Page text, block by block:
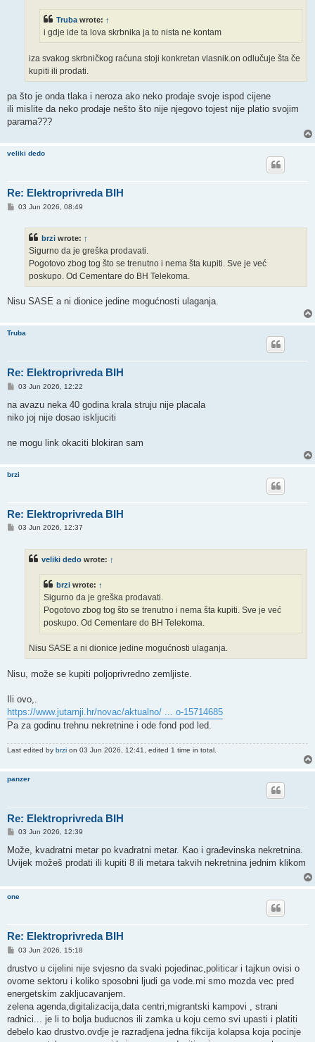
Trubawrote: ↑
i gdje ide ta lova skrbnika ja to nista ne kontam
iza svakog skrbničkog raćuna stoji konkretan vlasnik.on odlučuje šta če
kupiti ili prodati.
pa što je onda tlaka i neroza ako neko prodaje svoje ispod cijene
ili mislite da neko prodaje nešto što nije njegovo tojest nije platio svojim
parama???
veliki dedo
Re: Elektroprivreda BIH
P03 Jun 2026, 08:49
brzi wrote: ↑
Sigurno da je greška prodavati.
Pogotovo zbog tog što se trenutno i nema šta kupiti. Sve je već
poskupo. Od Cementare do BH Telekoma.
Nisu SASE a ni dionice jedine mogućnosti ulaganja.
Truba
Re: Elektroprivreda BIH
P
s
03 Jun 2026, 12:22
na avazu neka 40 godina krala struju nije placala
niko joj nije dosao iskljuciti
ne mogu link okaciti blokiran sam
brzi
Re: Elektroprivreda BIH
P03 Jun 2026, 12:37
veliki dedo wrote: ↑
brzi wrote: ↑
Sigurno da je greška prodavati.
Pogotovo zbog tog što se trenutno i nema šta kupiti. Sve je već
poskupo. Od Cementare do BH Telekoma.
Nisu SASE a ni dionice jedine mogućnosti ulaganja.
Nisu, može se kupiti poljoprivredno zemljiste.
Ili ovo,.
https://www.jutarnji.hr/novac/aktualno/ ... o-15714685
Pa za godinu trehnu nekretnine i ode fond pod led.
Last edited by brzi on 03 Jun 2026, 12:41, edited 1 time in total.
panzer
Re: Elektroprivreda BIH
P
s
03 Jun 2026, 12:39
Može, kvadratni metar po kvadratni metar. Kao i građevinska nekretnina.
Uvijek možeš prodati ili kupiti 8 ili metara takvih nekretnina jednim klikom
one
Re: Elektroprivreda BIH
P
s
03 Jun 2026, 15:18
drustvo u cijelini nije svjesno da svaki pojedinac,politicar i tajkun ovisi o
ovome sektoru i koliko sposobni ljudi ga vode.mi smo mozda vec pred
energetskim zakljucavanjem.
zelena agenda,digitalizacija,data centri,migrantski kampovi , strani
radnici... je li to bolja buducnos ili zamka u koju cemo svi upasti i platiti
debelo kao drustvo.ovdje je razradjena jedna fikcija kolapsa koja pocinje